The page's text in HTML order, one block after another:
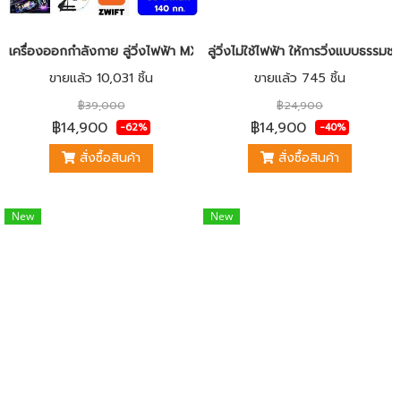
เครื่องออกกำลังกาย ลู่วิ่งไฟฟ้า MX8 มอเตอร์4.8HP พื้นที่วิ่งกว้าง 48
ขายแล้ว 10,031 ชิ้น
฿39,000
฿14,900 -62%
สั่งซื้อสินค้า
ลู่วิ่งไม่ใช้ไฟฟ้า ให้การวิ่งแบบธรรม
ขายแล้ว 745 ชิ้น
฿24,900
฿14,900 -40%
สั่งซื้อสินค้า
New New